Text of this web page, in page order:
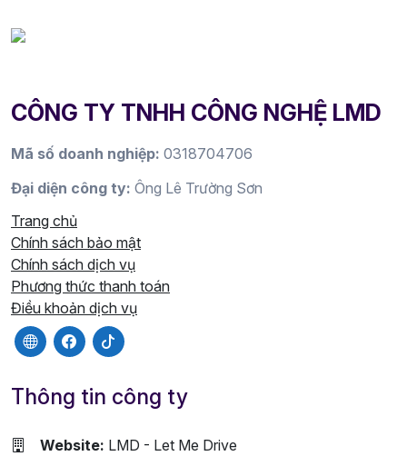
CÔNG TY TNHH CÔNG NGHỆ LMD
Mã số doanh nghiệp: 0318704706
Đại diện công ty: Ông Lê Trường Sơn
Trang chủ
Chính sách bảo mật
Chính sách dịch vụ
Phương thức thanh toán
Điều khoản dịch vụ
Thông tin công ty
Website: LMD - Let Me Drive